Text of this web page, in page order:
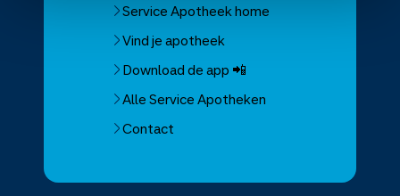
Service Apotheek home
Vind je apotheek
Download de app 📲
Alle Service Apotheken
Contact